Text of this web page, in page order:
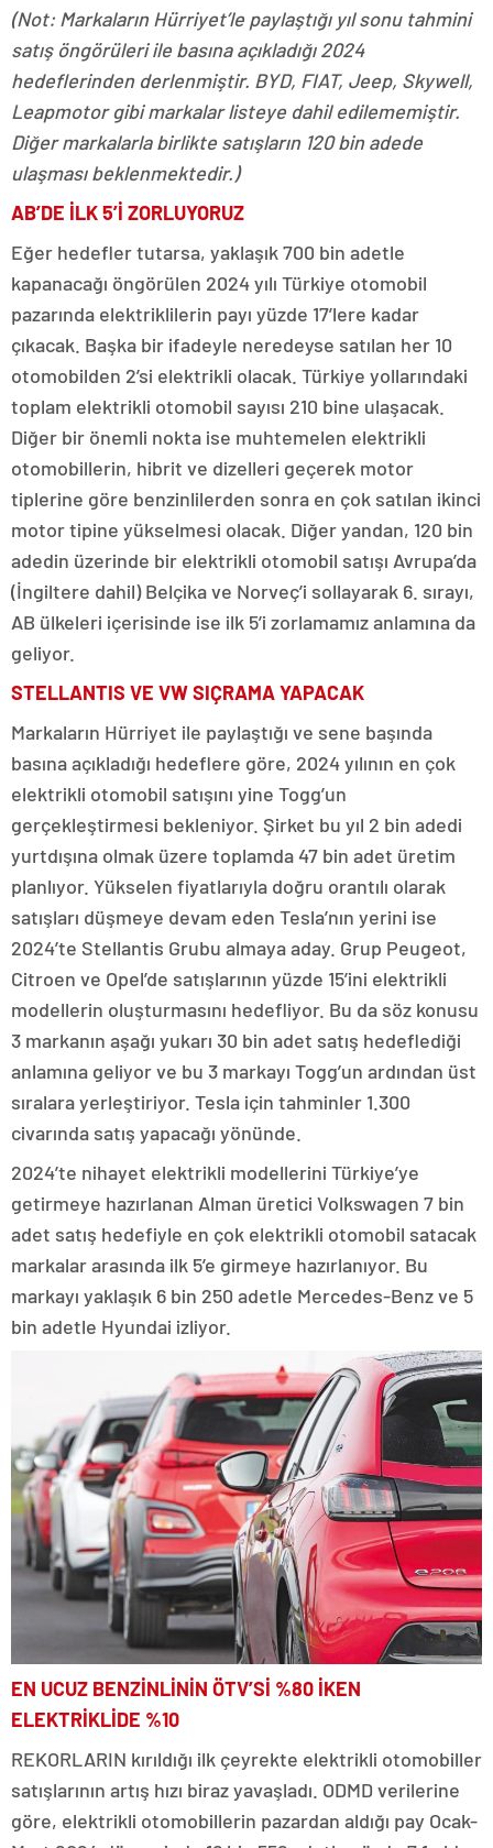
(Not: Markaların Hürriyet’le paylaştığı yıl sonu tahmini
satış öngörüleri ile basına açıkladığı 2024
hedeflerinden derlenmiştir. BYD, FIAT, Jeep, Skywell,
Leapmotor gibi markalar listeye dahil edilememiştir.
Diğer markalarla birlikte satışların 120 bin adede
ulaşması beklenmektedir.)
AB’DE İLK 5’İ ZORLUYORUZ
Eğer hedefler tutarsa, yaklaşık 700 bin adetle
kapanacağı öngörülen 2024 yılı Türkiye otomobil
pazarında elektriklilerin payı yüzde 17’lere kadar
çıkacak. Başka bir ifadeyle neredeyse satılan her 10
otomobilden 2’si elektrikli olacak. Türkiye yollarındaki
toplam elektrikli otomobil sayısı 210 bine ulaşacak.
Diğer bir önemli nokta ise muhtemelen elektrikli
otomobillerin, hibrit ve dizelleri geçerek motor
tiplerine göre benzinlilerden sonra en çok satılan ikinci
motor tipine yükselmesi olacak. Diğer yandan, 120 bin
adedin üzerinde bir elektrikli otomobil satışı Avrupa’da
(İngiltere dahil) Belçika ve Norveç’i sollayarak 6. sırayı,
AB ülkeleri içerisinde ise ilk 5’i zorlamamız anlamına da
geliyor.
STELLANTIS VE VW SIÇRAMA YAPACAK
Markaların Hürriyet ile paylaştığı ve sene başında
basına açıkladığı hedeflere göre, 2024 yılının en çok
elektrikli otomobil satışını yine Togg’un
gerçekleştirmesi bekleniyor. Şirket bu yıl 2 bin adedi
yurtdışına olmak üzere toplamda 47 bin adet üretim
planlıyor. Yükselen fiyatlarıyla doğru orantılı olarak
satışları düşmeye devam eden Tesla’nın yerini ise
2024’te Stellantis Grubu almaya aday. Grup Peugeot,
Citroen ve Opel’de satışlarının yüzde 15’ini elektrikli
modellerin oluşturmasını hedefliyor. Bu da söz konusu
3 markanın aşağı yukarı 30 bin adet satış hedeflediği
anlamına geliyor ve bu 3 markayı Togg’un ardından üst
sıralara yerleştiriyor. Tesla için tahminler 1.300
civarında satış yapacağı yönünde.
2024’te nihayet elektrikli modellerini Türkiye’ye
getirmeye hazırlanan Alman üretici Volkswagen 7 bin
adet satış hedefiyle en çok elektrikli otomobil satacak
markalar arasında ilk 5’e girmeye hazırlanıyor. Bu
markayı yaklaşık 6 bin 250 adetle Mercedes-Benz ve 5
bin adetle Hyundai izliyor.
EN UCUZ BENZİNLİNİN ÖTV’Sİ %80 İKEN
ELEKTRİKLİDE %10
REKORLARIN kırıldığı ilk çeyrekte elektrikli otomobiller
satışlarının artış hızı biraz yavaşladı. ODMD verilerine
göre, elektrikli otomobillerin pazardan aldığı pay Ocak-